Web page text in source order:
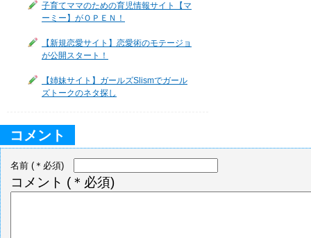
子育てママのための育児情報サイト【マ
ーミー】がＯＰＥＮ！
【新規恋愛サイト】恋愛術のモテージョ
が公開スタート！
【姉妹サイト】ガールズSlismでガール
ズトークのネタ探し
コメント
名前 (＊必須)
コメント (＊必須)